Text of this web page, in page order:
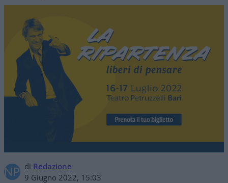
di Redazione
9 Giugno 2022, 15:03